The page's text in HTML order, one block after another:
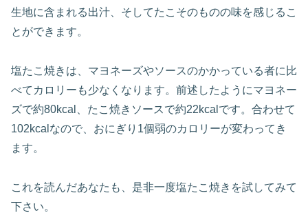
生地に含まれる出汁、そしてたこそのものの味を感じるこ
とができます。
塩たこ焼きは、マヨネーズやソースのかかっている者に比
べてカロリーも少なくなります。前述したようにマヨネー
ズで約80kcal、たこ焼きソースで約22kcalです。合わせて
102kcalなので、おにぎり1個弱のカロリーが変わってき
ます。
これを読んだあなたも、是非一度塩たこ焼きを試してみて
下さい。